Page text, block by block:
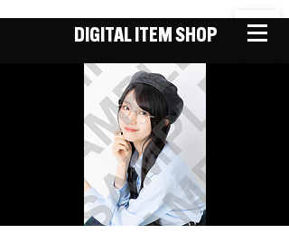
DIGITAL ITEM SHOP